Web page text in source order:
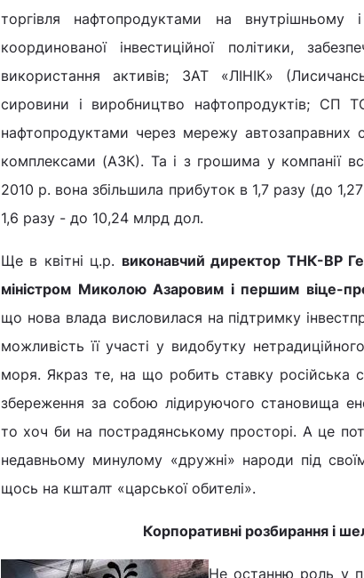
торгівля нафтопродуктами на внутрішньому
координованої інвестиційної політики,
використання активів; ЗАТ «ЛІНІК»
сировини і виробництво нафтопродуктів; СП
нафтопродуктами через мережу автозаправних
комплексами (АЗК). Та і з грошима у компанії
2010 р. вона збільшила прибуток в 1,7 разу (до
1,6 разу - до 10,24 млрд дол.
Ще в квітні ц.р. виконавчий директор ТНК-ВР
міністром Миколою Азаровим і першим віце-
що нова влада висловилася на підтримку
можливість її участі у видобутку
моря. Якраз те, на що робить ставку російська
збереження за собою лідируючого становища
то хоч би на пострадянському просторі. А це
недавньому минулому «дружні» народи під
щось на кшталт «царської обителі».
Корпоративні розбирання і
Не останню роль у